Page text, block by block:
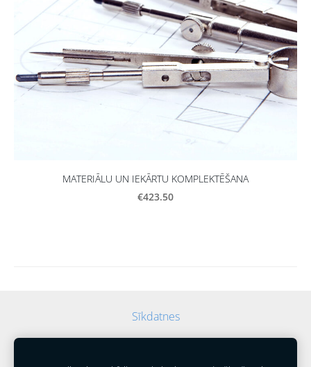
MATERIĀLU UN IEKĀRTU KOMPLEKTĒŠANA
€423.50
Sīkdatnes